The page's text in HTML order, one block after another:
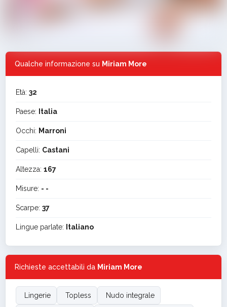
Qualche informazione su Miriam More
Età: 32
Paese: Italia
Occhi: Marroni
Capelli: Castani
Altezza: 167
Misure: - -
Scarpe: 37
Lingue parlate: Italiano
Richieste accettabili da Miriam More
Lingerie Topless Nudo integrale